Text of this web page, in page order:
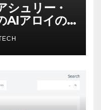
シュリー・
AIアロイの
パフォー
に不安を